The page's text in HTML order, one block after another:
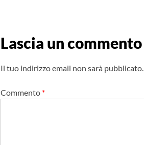
g
a
z
o
Lascia un commento
Il tuo indirizzo email non sarà pubblicato.
Commento *